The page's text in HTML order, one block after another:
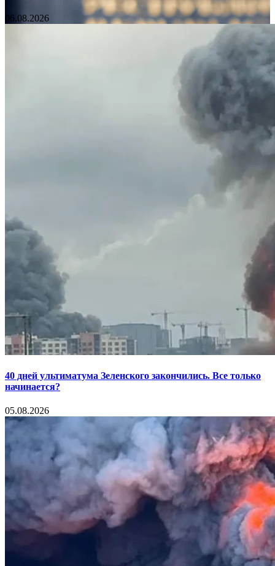
06.08.2026
40 дней ультиматума Зеленского закончились. Все только
начинается?
05.08.2026